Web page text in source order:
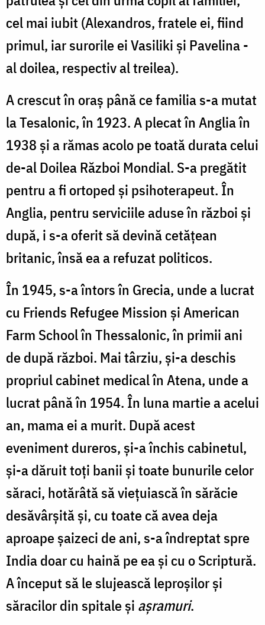
cel mai iubit (Alexandros, fratele ei, fiind
primul, iar surorile ei Vasiliki și Pavelina -
al doilea, respectiv al treilea).
A crescut în oraș până ce familia s-a mutat
la Tesalonic, în 1923. A plecat în Anglia în
1938 și a rămas acolo pe toată durata celui
de-al Doilea Război Mondial. S-a pregătit
pentru a fi ortoped și psihoterapeut. În
Anglia, pentru serviciile aduse în război și
după, i s-a oferit să devină cetățean
britanic, însă ea a refuzat politicos.
În 1945, s-a întors în Grecia, unde a lucrat
cu Friends Refugee Mission și American
Farm School în Thessalonic, în primii ani
de după război. Mai târziu, și-a deschis
propriul cabinet medical în Atena, unde a
lucrat până în 1954. În luna martie a acelui
an, mama ei a murit. După acest
eveniment dureros, și-a închis cabinetul,
şi-a dăruit toţi banii şi toate bunurile celor
săraci, hotărâtă să vieţuiască în sărăcie
desăvârşită şi, cu toate că avea deja
aproape şaizeci de ani, s-a îndreptat spre
India doar cu haină pe ea şi cu o Scriptură.
A început să le slujească leproşilor şi
săracilor din spitale şi aşramuri.